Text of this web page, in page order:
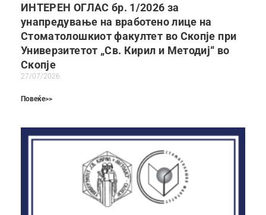
ИНТЕРЕН ОГЛАС бр. 1/2026 за
унапредување на вработено лице на
Стоматолошкиот факултет во Скопје при
Универзитетот „Св. Кирил и Методиј“ во
Скопје
27/07/2026
Повеќе>>